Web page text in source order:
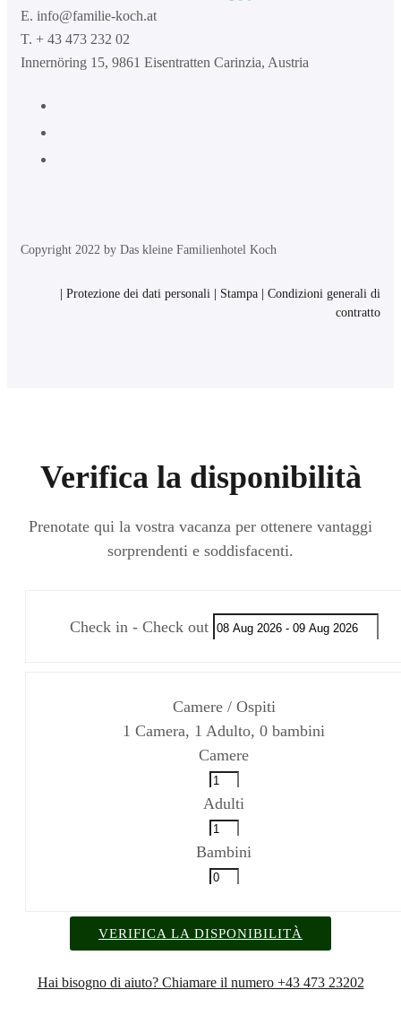
E. info@familie-koch.at
T. + 43 473 232 02
Innernöring 15, 9861 Eisentratten Carinzia, Austria
Copyright 2022 by Das kleine Familienhotel Koch
Protezione dei dati personali Stampa
Condizioni generali di
contratto
Verifica la disponibilità
Prenotate qui la vostra vacanza per ottenere vantaggi
sorprendenti e soddisfacenti.
Check in - Check out
Camere / Ospiti
1 Camera, 1 Adulto, 0 bambini
Camere
Adulti
Bambini
VERIFICA LA DISPONIBILITÀ
Hai bisogno di aiuto? Chiamare il numero +43 473 23202